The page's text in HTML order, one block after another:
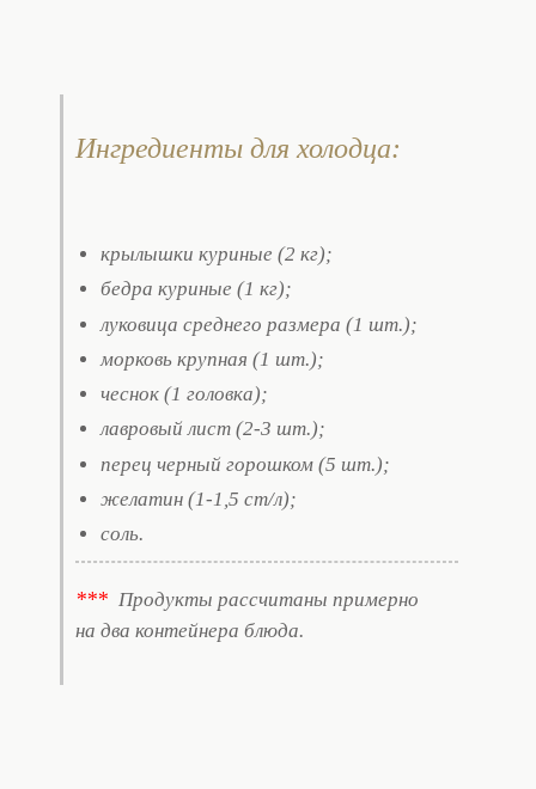
Ингредиенты для холодца:
крылышки куриные (2 кг);
бедра куриные (1 кг);
луковица среднего размера (1 шт.);
морковь крупная (1 шт.);
чеснок (1 головка);
лавровый лист (2-3 шт.);
перец черный горошком (5 шт.);
желатин (1-1,5 ст/л);
соль.
*** Продукты рассчитаны примерно
на два контейнера блюда.